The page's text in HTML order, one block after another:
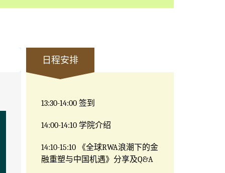
日程安排
13:30-14:00 签到
14:00-14:10 学院介绍
14:10-15:10 《全球RWA浪潮下的金
融重塑与中国机遇》分享及Q&A